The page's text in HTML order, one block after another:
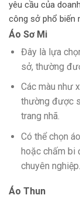
yêu cầu của
công sở phổ biến
Áo Sơ Mi
Đây là lựa
sở, thường
Các màu như
thường được
trang nhã.
Có thể chọn
hoặc chấm bi
chuyên nghiệp.
Áo Thun